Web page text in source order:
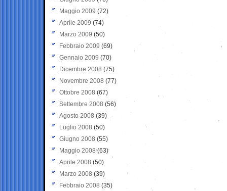
Maggio 2009 (72)
Aprile 2009 (74)
Marzo 2009 (50)
Febbraio 2009 (69)
Gennaio 2009 (70)
Dicembre 2008 (75)
Novembre 2008 (77)
Ottobre 2008 (67)
Settembre 2008 (56)
Agosto 2008 (39)
Luglio 2008 (50)
Giugno 2008 (55)
Maggio 2008(63)
Aprile 2008 (50)
Marzo 2008 (39)
Febbraio 2008 (35)